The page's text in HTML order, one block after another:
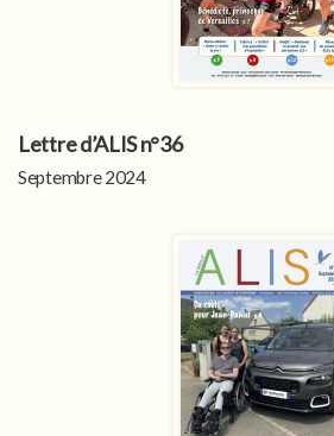
Lettre d’ALIS n°36
Septembre 2024